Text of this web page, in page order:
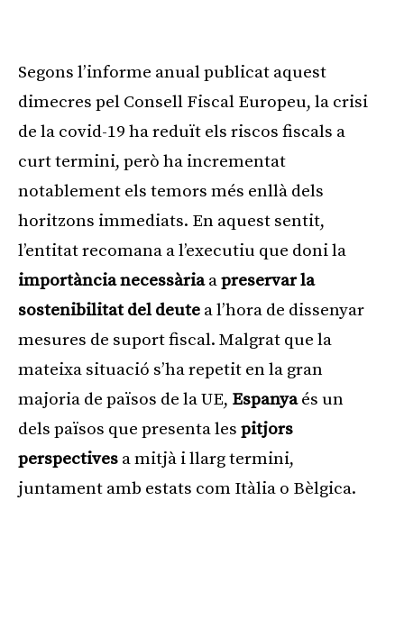
Segons l’informe anual publicat aquest
dimecres pel Consell Fiscal Europeu, la crisi
de la covid-19 ha reduït els riscos fiscals a
curt termini, però ha incrementat
notablement els temors més enllà dels
horitzons immediats. En aquest sentit,
l’entitat recomana a l’executiu que doni la
importància necessàriaapreservar la
sostenibilitat del deute a l’hora de dissenyar
mesures de suport fiscal. Malgrat que la
mateixa situació s’ha repetit en la gran
majoria de països de la UE, Espanyaés un
dels països que presenta les pitjors
perspectives a mitjà i llarg termini,
juntament amb estats com Itàlia o Bèlgica.